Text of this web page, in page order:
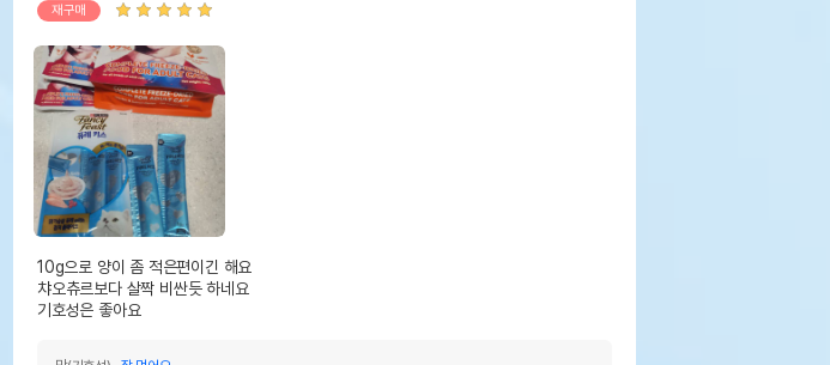
재구매
10g으로 양이 좀 적은편이긴 해요
챠오츄르보다 살짝 비싼듯 하네요
기호성은 좋아요